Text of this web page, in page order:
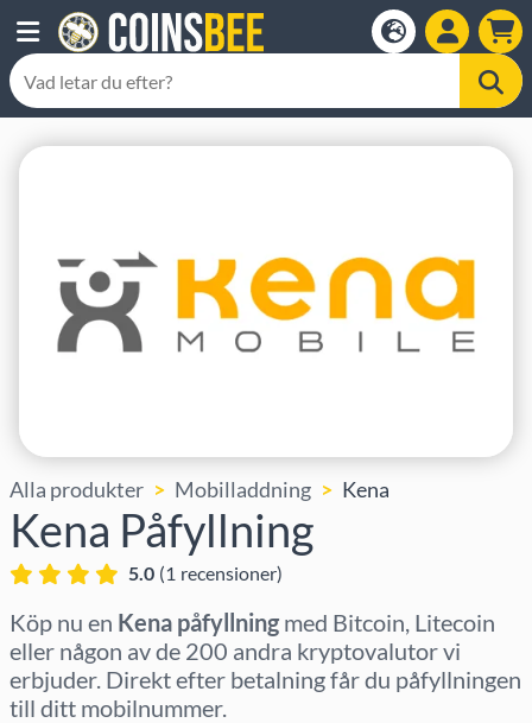
Alla produkter Mobilladdning Kena
Kena Påfyllning
5.0 (1 recensioner)
Köp nu en Kena påfyllning med Bitcoin, Litecoin
eller någon av de 200 andra kryptovalutor vi
erbjuder. Direkt efter betalning får du påfyllningen
till ditt mobilnummer.